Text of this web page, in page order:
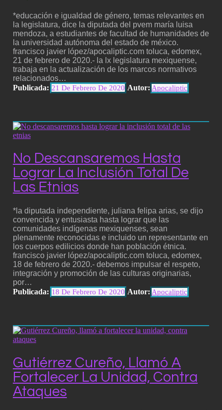
*educación e igualdad de género, temas relevantes en
la legislatura, dice la diputada del pvem maría luisa
mendoza, a estudiantes de facultad de humanidades de
la universidad autónoma del estado de méxico.
francisco javier lópez/apocaliptic.com toluca, edomex,
21 de febrero de 2020.- la lx legislatura mexiquense,
trabaja en la actualización de los marcos normativos
relacionados…
Publicada: 21 De Febrero De 2020 Autor: Apocaliptic
No Descansaremos Hasta
Lograr La Inclusión Total De
Las Etnias
*la diputada independiente, juliana felipa arias, se dijo
convencida y entusiasta hasta lograr que las
comunidades indígenas mexiquenses, sean
plenamente reconocidas e incluido un representante en
los cuerpos edilicios donde han población étnica.
francisco javier lópez/apocaliptic.com toluca, edomex,
18 de febrero de 2020.- debemos impulsar el respeto,
integración y promoción de las culturas originarias,
por…
Publicada: 18 De Febrero De 2020 Autor: Apocaliptic
Gutiérrez Cureño, Llamó A
Fortalecer La Unidad, Contra
Ataques